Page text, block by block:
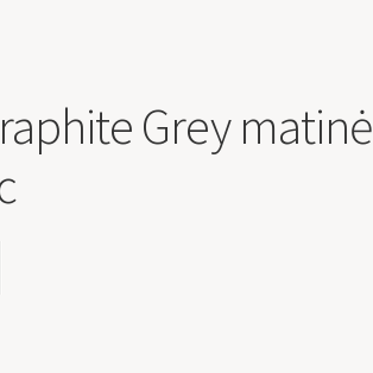
Grey matinė